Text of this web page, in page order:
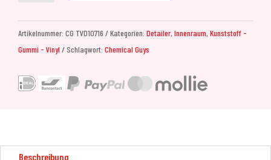
Shine
&
Artikelnummer: CG TVD10716 Kategorien: Detailer, Innenraum, Kunststoff -
Gummi - Vinyl
Schlagwort: Chemical Guys
Beschreibung